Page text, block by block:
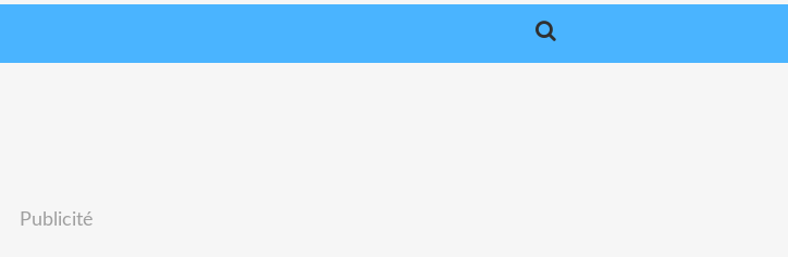
Publicité